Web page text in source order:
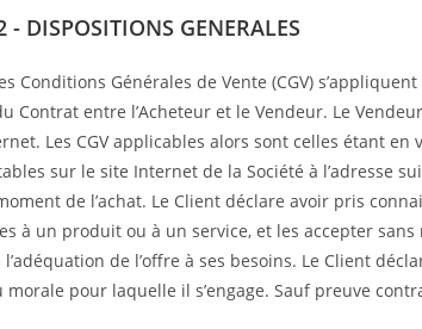
- DISPOSITIONS GENERALES
Conditions Générales de Vente (CGV)
Contrat entre l’Acheteur et le Vendeur. Le
Les CGV applicables alors sont celles étant
sur le site Internet de la Société à l’adresse
de l’achat. Le Client déclare avoir pris
à un produit ou à un service, et les accepter
l’adéquation de l’offre à ses besoins. Le Client
morale pour laquelle il s’engage. Sauf preuve